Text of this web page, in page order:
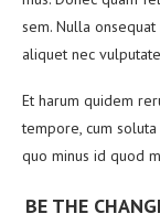
sem. Nulla
aliquet nec
Et harum quidem
tempore, cum
quo minus id quod
BE THE